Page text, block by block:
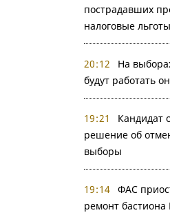
пострадавших
налоговые льготы
20:12
На
будут работать
19:21
Кандидат
решение об
выборы
19:14 ФАС
ремонт бастиона